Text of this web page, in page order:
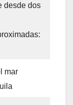
desde dos
mar